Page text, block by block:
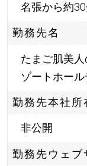
名張から約30
勤務先名
たまご肌美
ゾートホール
勤務先本社所
非公開
勤務先ウェブ